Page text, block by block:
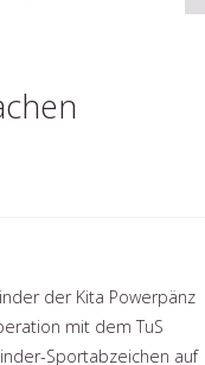
der Kita Powerpänz
mit dem TuS
Sportabzeichen auf